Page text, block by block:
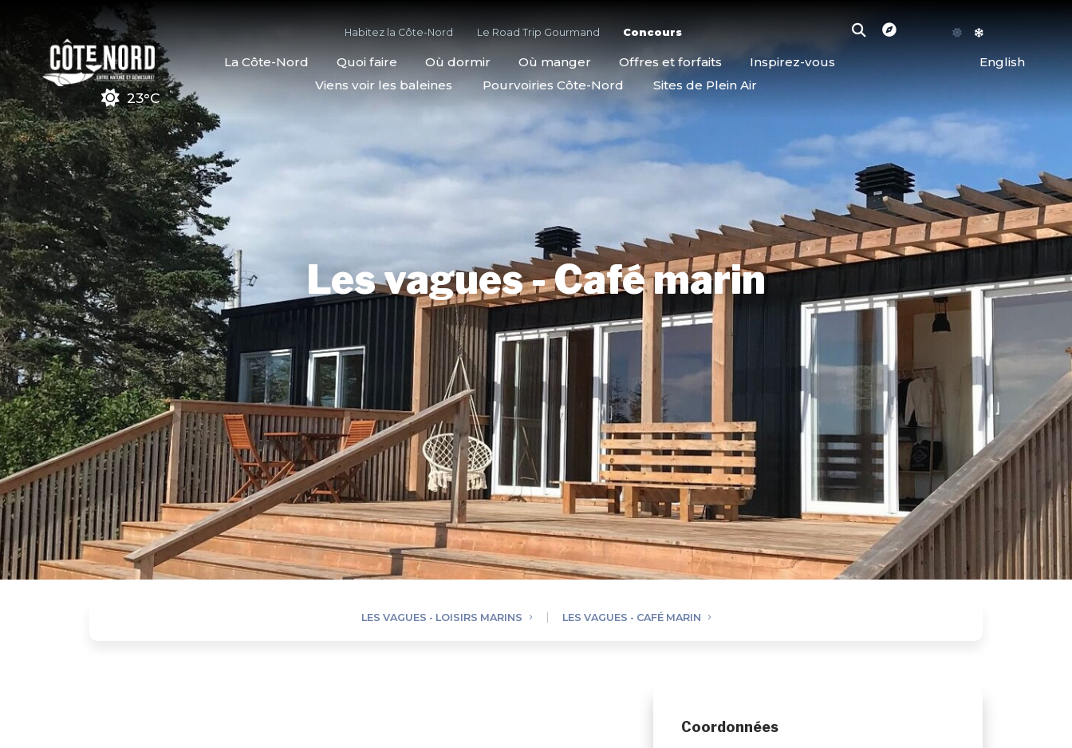
23°C
Habitez la Côte-Nord Le Road Trip Gourmand Concours
La Côte-Nord Quoi faire Où dormir Où manger Offres et forfaits Inspirez-vous
English
Viens voir les baleines
Pourvoiries Côte-Nord Sites de Plein Air
Les vagues - Café marin
LES VAGUES - LOISIRS MARINS LES VAGUES - CAFÉ MARIN
Coordonnées